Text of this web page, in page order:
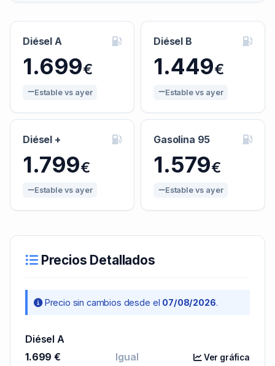
Diésel A
1.699€
Estable vs ayer
Diésel B
1.449€
Estable vs ayer
Diésel +
1.799€
Estable vs ayer
Gasolina 95
1.579€
Estable vs ayer
Precios Detallados
Precio sin cambios desde el 07/08/2026.
Diésel A
1.699 €
Igual Ver gráfica